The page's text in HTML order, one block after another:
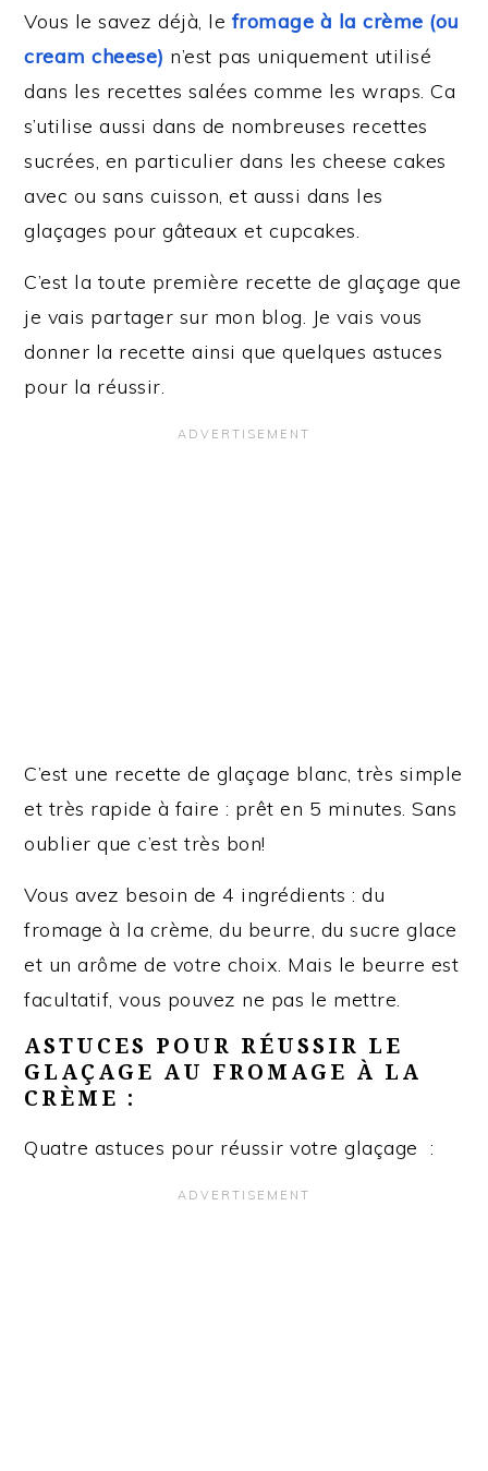
Vous le savez déjà, le fromage à la crème (ou
cream cheese) n’est pas uniquement utilisé
dans les recettes salées comme les wraps. Ca
s’utilise aussi dans de nombreuses recettes
sucrées, en particulier dans les cheese cakes
avec ou sans cuisson, et aussi dans les
glaçages pour gâteaux et cupcakes.
C’est la toute première recette de glaçage que
je vais partager sur mon blog. Je vais vous
donner la recette ainsi que quelques astuces
pour la réussir.
C’est une recette de glaçage blanc, très simple
et très rapide à faire : prêt en 5 minutes. Sans
oublier que c’est très bon!
Vous avez besoin de 4 ingrédients : du
fromage à la crème, du beurre, du sucre glace
et un arôme de votre choix. Mais le beurre est
facultatif, vous pouvez ne pas le mettre.
ASTUCES POUR RÉUSSIR LE
GLAÇAGE AU FROMAGE À LA
CRÈME :
Quatre astuces pour réussir votre glaçage :